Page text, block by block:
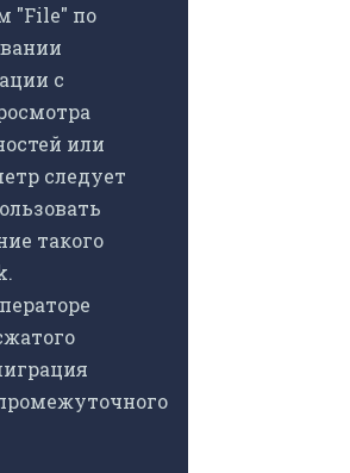
"File" по
с
или
следует
такого